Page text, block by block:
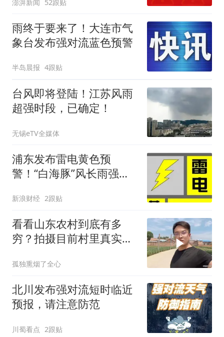
澎湃新闻 52跟贴
雨终于要来了！大连市气
象台发布强对流蓝色预警
半岛晨报 4跟贴
台风即将登陆！江苏风雨
超强时段，已确定！
无锡eTV全媒体
浦东发布雷电黄色预
警！“白海豚”风长雨强，
新浪财经 2跟贴
看看山东农村到底有多
穷？拍摄目前村里真实现
孤独熏烟了全心
北川发布强对流短时临近
预报，请注意防范
川蜀看点 2跟贴